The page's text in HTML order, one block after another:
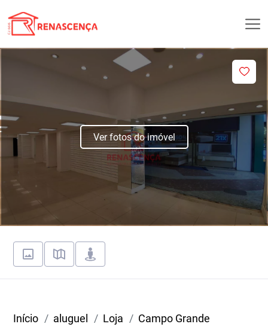
Ver fotos do imóvel
Início aluguel Loja Campo Grande